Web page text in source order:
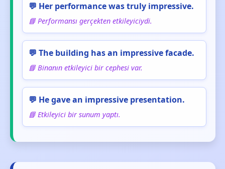
💬 Her performance was truly impressive.
📘 Performansı gerçekten etkileyiciydi.
💬 The building has an impressive facade.
📘 Binanın etkileyici bir cephesi var.
💬 He gave an impressive presentation.
📘 Etkileyici bir sunum yaptı.